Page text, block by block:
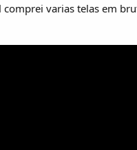
varias telas em